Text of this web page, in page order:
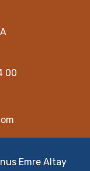
00
Emre Altay